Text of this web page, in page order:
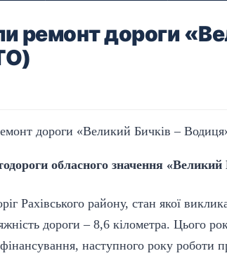
ремонт дороги
обласного значення
Рахівського району, стан якої
дороги – 8,6 кілометра. Цього
наступного року роботи